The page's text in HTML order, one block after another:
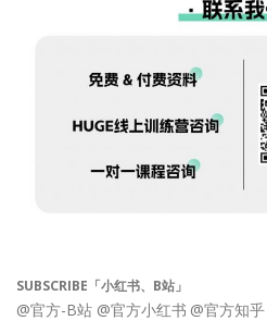
SUBSCRIBE「小红书、B站」
@官方-B站 @官方小红书 @官方知乎